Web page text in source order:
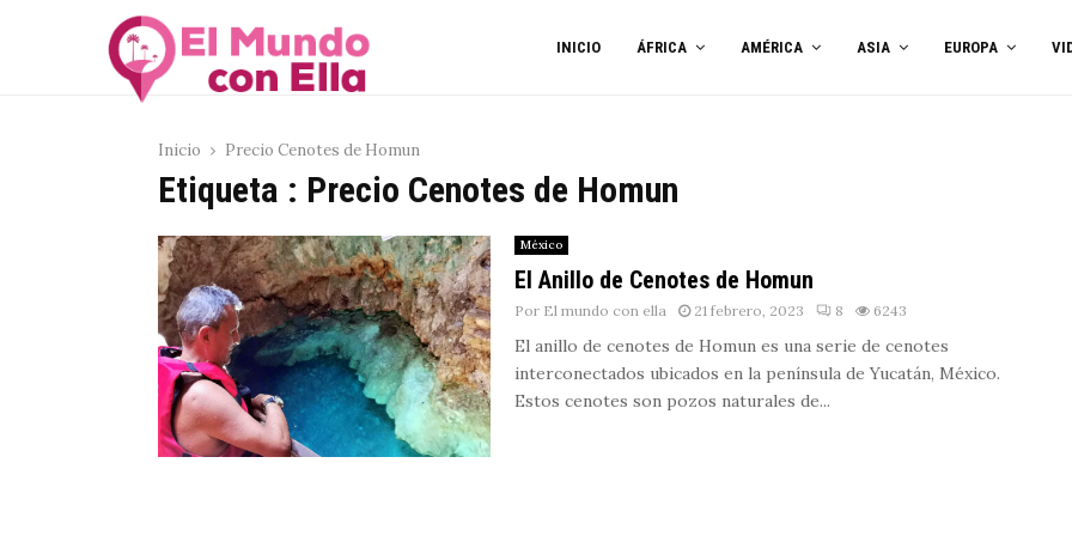
INICIO ÁFRICA AMÉRICA ASIA EUROPA
Inicio Precio Cenotes de Homun
Etiqueta : Precio Cenotes de Homun
México
El Anillo de Cenotes de Homun
Por El mundo con ella 21 febrero, 2023 8 6243
El anillo de cenotes de Homun es una serie de cenotes
interconectados ubicados en la península de Yucatán, México.
Estos cenotes son pozos naturales de...